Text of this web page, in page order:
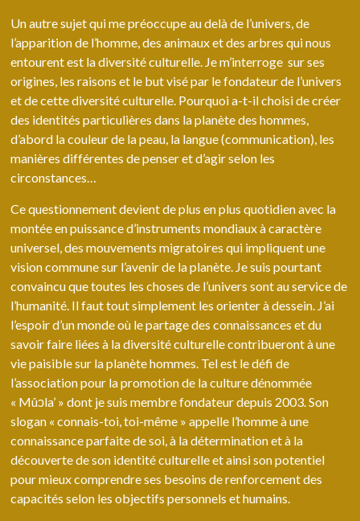
Un autre sujet qui me préoccupe au delà de l’univers, de
l’apparition de l’homme, des animaux et des arbres qui nous
entourent est la diversité culturelle. Je m’interroge sur ses
origines, les raisons et le but visé par le fondateur de l’univers
et de cette diversité culturelle. Pourquoi a-t-il choisi de créer
des identités particulières dans la planète des hommes,
d’abord la couleur de la peau, la langue (communication), les
manières différentes de penser et d’agir selon les
circonstances…
Ce questionnement devient de plus en plus quotidien avec la
montée en puissance d’instruments mondiaux à caractère
universel, des mouvements migratoires qui impliquent une
vision commune sur l’avenir de la planète. Je suis pourtant
convaincu que toutes les choses de l’univers sont au service de
l’humanité. Il faut tout simplement les orienter à dessein. J’ai
l’espoir d’un monde où le partage des connaissances et du
savoir faire liées à la diversité culturelle contribueront à une
vie paisible sur la planète hommes. Tel est le défi de
l’association pour la promotion de la culture dénommée
« Mûↄla’ » dont je suis membre fondateur depuis 2003. Son
slogan « connais-toi, toi-même » appelle l’homme à une
connaissance parfaite de soi, à la détermination et à la
découverte de son identité culturelle et ainsi son potentiel
pour mieux comprendre ses besoins de renforcement des
capacités selon les objectifs personnels et humains.